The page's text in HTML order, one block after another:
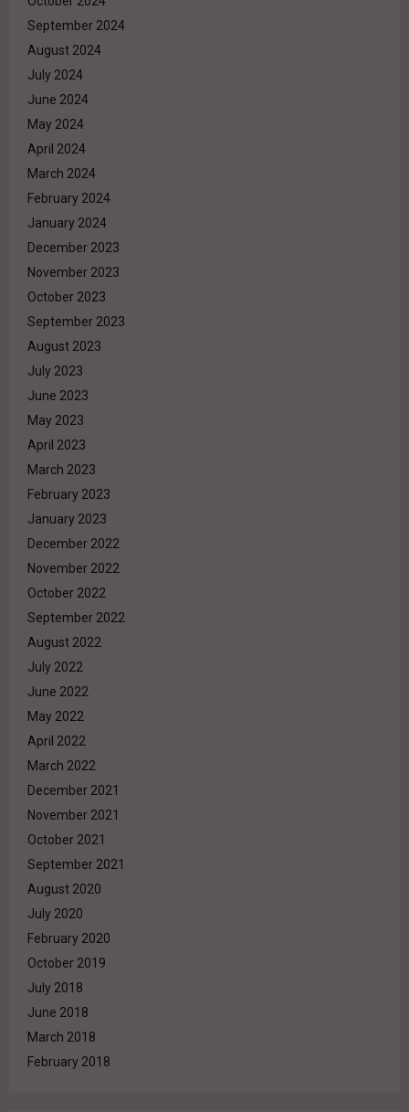
September 2024
August 2024
July 2024
June 2024
May 2024
April 2024
March 2024
February 2024
January 2024
December 2023
November 2023
October 2023
September 2023
August 2023
July 2023
June 2023
May 2023
April 2023
March 2023
February 2023
January 2023
December 2022
November 2022
October 2022
September 2022
August 2022
July 2022
June 2022
May 2022
April 2022
March 2022
December 2021
November 2021
October 2021
September 2021
August 2020
July 2020
February 2020
October 2019
July 2018
June 2018
March 2018
February 2018